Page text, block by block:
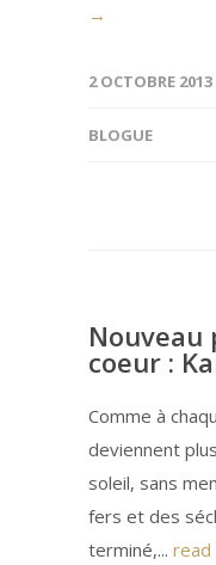
→
2 OCTOBRE 2013
BLOGUE
Nouveau
coeur :
Comme à
deviennent
soleil, sans
fers et des
terminé,...